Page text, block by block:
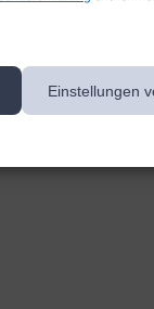
Einstellungen